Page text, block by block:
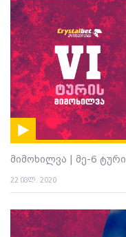
მიმოხილვა | მე-6 ტური
22 ივლ. 2020